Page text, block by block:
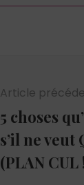
Article
5 choses
s’il ne veut
(PLAN CUL